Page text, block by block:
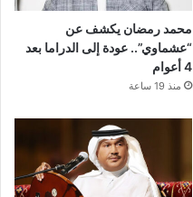
محمد رمضان يكشف عن
“عشماوي”.. عودة إلى الدراما بعد
4 أعوام
منذ 19 ساعة